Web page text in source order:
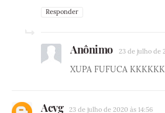
Responder
Anônimo 23 de julho de
XUPA FUFUCA
Acvg 23 de julho de 2020 às 14:56